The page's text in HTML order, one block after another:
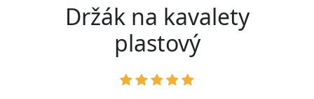
Držák na kavalety
plastový